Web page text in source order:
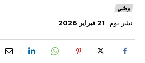
وطني
نشر يوم 21 فبراير 2026